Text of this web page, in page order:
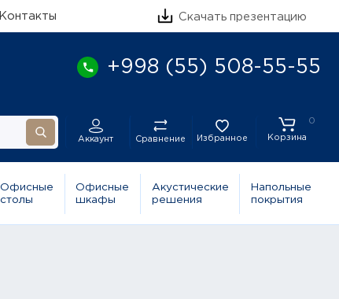
Контакты Скачать презентацию
+998 (55) 508-55-55
Аккаунт Сравнение Избранное
0
Корзина
Офисные
столы
Офисные
шкафы
Акустические
решения
Напольные
покрытия